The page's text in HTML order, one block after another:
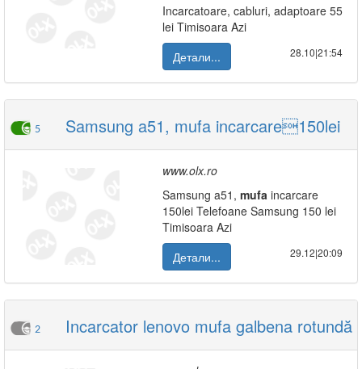
Incarcatoare, cabluri, adaptoare 55
lei Timisoara Azi
Детали...
28.10|21:54
5 Samsung a51, mufa incarcare150lei
www.olx.ro
Samsung a51, mufa incarcare
150lei Telefoane Samsung 150 lei
Timisoara Azi
Детали...
29.12|20:09
2 Incarcator lenovo mufa galbena rotundă